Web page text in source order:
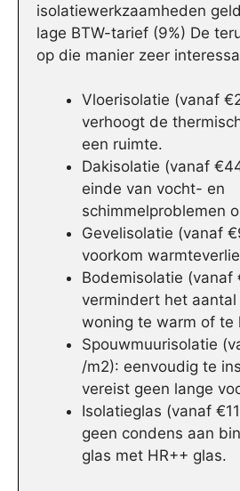
isolatiewerkzaamheden
lage BTW-tarief (9%) De
op die manier zeer
Vloerisolatie (vanaf
verhoogt de
een ruimte.
Dakisolatie (vanaf
einde van vocht- en
schimmelproblemen
Gevelisolatie (vanaf
voorkom
Bodemisolatie
vermindert het
woning te warm of te
Spouwmuurisolatie
/m2): eenvoudig te
vereist geen lange
Isolatieglas (vanaf
geen condens aan
glas met HR++ glas.